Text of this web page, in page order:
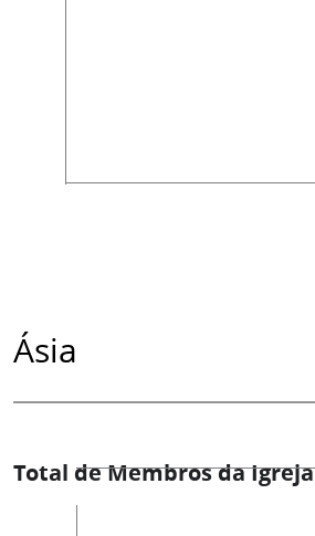
Ásia
Total de Membros da Igreja